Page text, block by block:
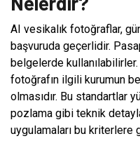
AI vesikalık fotoğraflar,
başvuruda geçerlidir.
belgelerde
fotoğrafın ilgili kurumun
olmasıdır. Bu standartlar
pozlama gibi teknik
uygulamaları bu kriterlere